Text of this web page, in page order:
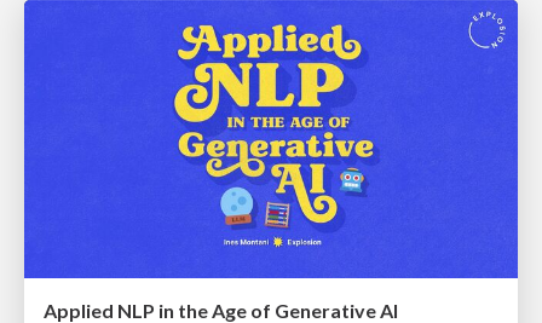
Applied NLP in the Age of Generative AI